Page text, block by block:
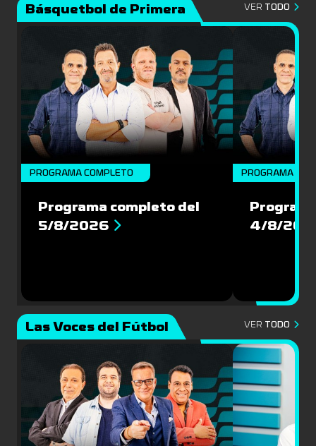
Básquetbol de Primera VER TODO
PROGRAMA COMPLETO
Programa completo del
5/8/2026
PROGRAMA
4/8/
Las Voces del Fútbol VER TODO